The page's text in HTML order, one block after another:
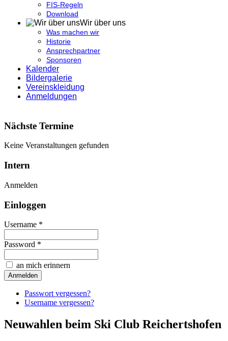
FIS-Regeln
Download
Wir über uns
Was machen wir
Historie
Ansprechpartner
Sponsoren
Kalender
Bildergalerie
Vereinskleidung
Anmeldungen
Nächste Termine
Keine Veranstaltungen gefunden
Intern
Anmelden
Einloggen
Username *
Password *
an mich erinnern
Passwort vergessen?
Username vergessen?
Neuwahlen beim Ski Club Reichertshofen